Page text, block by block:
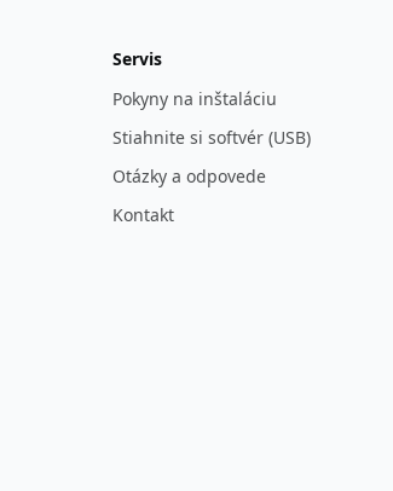
Servis
Pokyny na inštaláciu
Stiahnite si softvér (USB)
Otázky a odpovede
Kontakt